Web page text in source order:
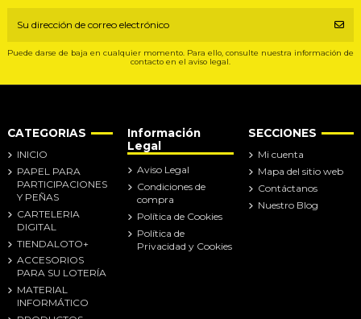
Puede darse de baja en cualquier momento. Para ello, consulte nuestra información de
contacto en el aviso legal.
CATEGORIAS
INICIO
PAPEL PARA
PARTICIPACIONES
Y PEÑAS
CARTELERIA
DIGITAL
TIENDALOTO+
ACCESORIOS
PARA SU LOTERÍA
MATERIAL
INFORMÁTICO
Información
Legal
Aviso Legal
Condiciones de
compra
Política de Cookies
Política de
Privacidad y Cookies
SECCIONES
Mi cuenta
Mapa del sitio web
Contáctanos
Nuestro Blog